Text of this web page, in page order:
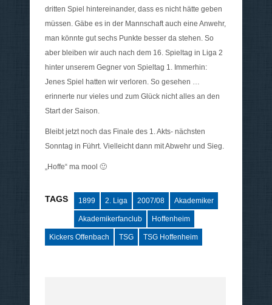
dritten Spiel hintereinander, dass es nicht hätte geben
müssen. Gäbe es in der Mannschaft auch eine Anwehr,
man könnte gut sechs Punkte besser da stehen. So
aber bleiben wir auch nach dem 16. Spieltag in Liga 2
hinter unserem Gegner von Spieltag 1. Immerhin:
Jenes Spiel hatten wir verloren. So gesehen …
erinnerte nur vieles und zum Glück nicht alles an den
Start der Saison.
Bleibt jetzt noch das Finale des 1. Akts- nächsten
Sonntag in Führt. Vielleicht dann mit Abwehr und Sieg.
„Hoffe“ ma mool 🙂
TAGS 1899 2. Liga 2007/08 Akademiker
Akademikerfanclub Hoffenheim
Kickers Offenbach TSG TSG Hoffenheim